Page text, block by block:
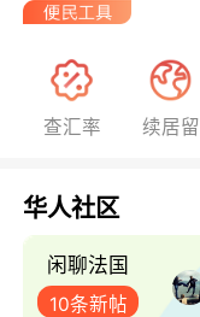
查汇率 续居留
华人社区
闲聊法国
10条新帖